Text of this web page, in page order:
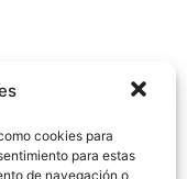
cookies para
para estas
de navegación o